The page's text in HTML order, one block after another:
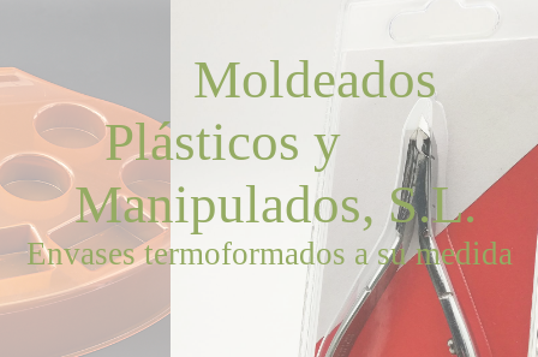
Moldeados
Plásticos y
Manipulados, S.L.
Envases termoformados a su medida